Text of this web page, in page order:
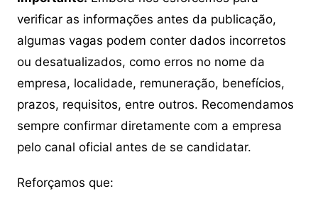
verificar as informações antes da publicação,
algumas vagas podem conter dados incorretos
ou desatualizados, como erros no nome da
empresa, localidade, remuneração, benefícios,
prazos, requisitos, entre outros. Recomendamos
sempre confirmar diretamente com a empresa
pelo canal oficial antes de se candidatar.
Reforçamos que: